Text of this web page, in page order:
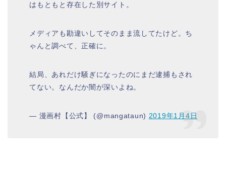
はもともと存在した別サイト。
メディアも勘違いしてそのまま流してたけど。ち
ゃんと調べて、正確に。
結局、あれだけ騒ぎになったのにまだ逮捕もされ
てない。なんだか闇が深いよね。
— 漫画村【公式】 (@mangataun) 2019年1月4日